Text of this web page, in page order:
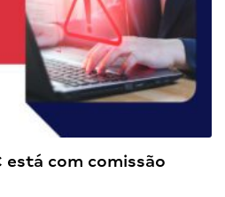
está com comissão